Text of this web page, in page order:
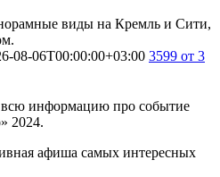
виды на Кремль и Сити,
08-06T00:00:00+03:00 3599 от 3
информацию про событие
2024.
афиша самых интересных